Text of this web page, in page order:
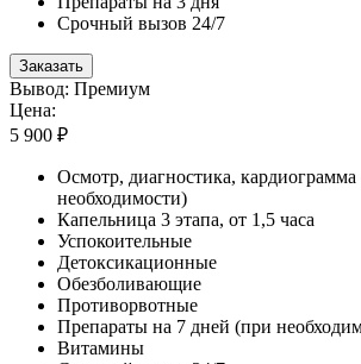
Срочный вызов 24/7
Заказать
Вывод: Премиум
Цена:
5 900 ₽
Осмотр, диагностика, кардиограмма
необходимости)
Капельница 3 этапа, от 1,5 часа
Успокоительные
Детоксикационные
Обезболивающие
Противорвотные
Препараты на 7 дней (при
Витамины